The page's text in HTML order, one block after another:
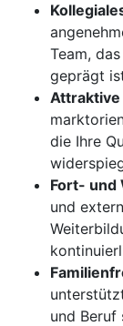
Team,
geprägt
die Ihre
Fort- und
und
und Beruf